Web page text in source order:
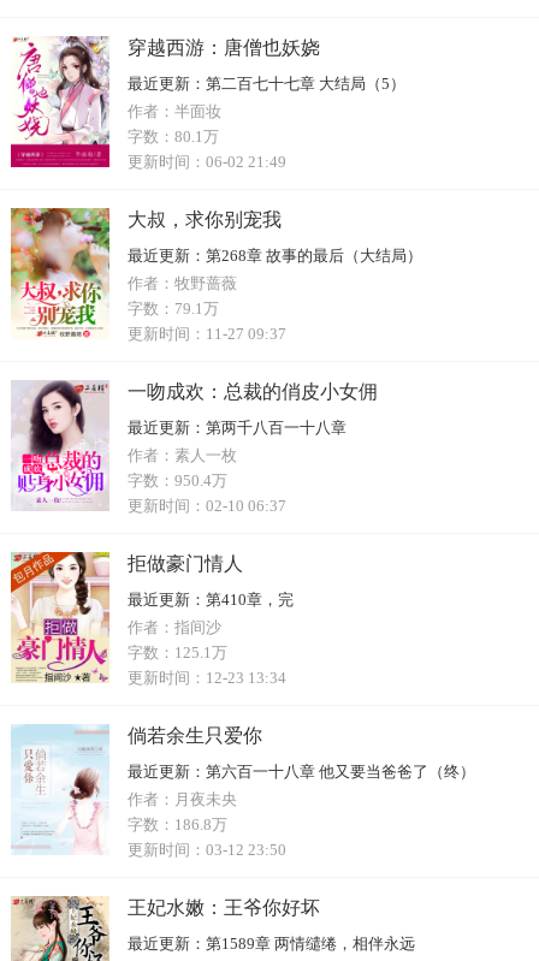
穿越西游：唐僧也妖娆
最近更新： 第二百七十七章 大结局（5）
作者： 半面妆
字数： 80.1万
更新时间： 06-02 21:49
大叔，求你别宠我
最近更新： 第268章 故事的最后（大结局）
作者： 牧野蔷薇
字数： 79.1万
更新时间： 11-27 09:37
一吻成欢：总裁的俏皮小女佣
最近更新： 第两千八百一十八章
作者： 素人一枚
字数： 950.4万
更新时间： 02-10 06:37
拒做豪门情人
最近更新： 第410章，完
作者： 指间沙
字数： 125.1万
更新时间： 12-23 13:34
倘若余生只爱你
最近更新： 第六百一十八章 他又要当爸爸了（终）
作者： 月夜未央
字数： 186.8万
更新时间： 03-12 23:50
王妃水嫩：王爷你好坏
最近更新： 第1589章 两情缱绻，相伴永远